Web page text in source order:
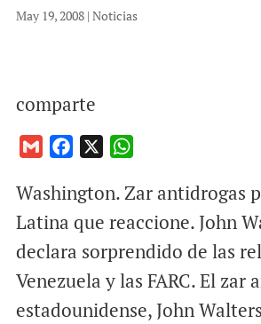
May 19, 2008| Noticias
comparte
a
i
c
e
b
o
o
k
a
t
A
p
p
Washington. Zar antidrogas
Latina que reaccione. John
declara sorprendido de las
Venezuela y las FARC. El zar
estadounidense, John